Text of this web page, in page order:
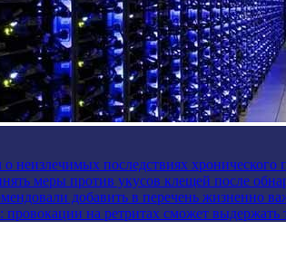
неизлечимых последствиях хронического
меры против укусов клещей после
добавить в перечень жизненно
на ретритах сможет выдержать